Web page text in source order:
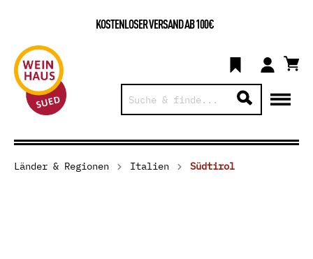
KOSTENLOSER VERSAND AB 100€
Länder & Regionen Italien Südtirol